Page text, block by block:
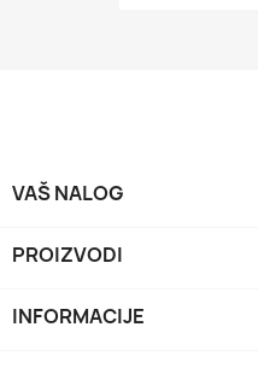
VAŠ NALOG
PROIZVODI
INFORMACIJE